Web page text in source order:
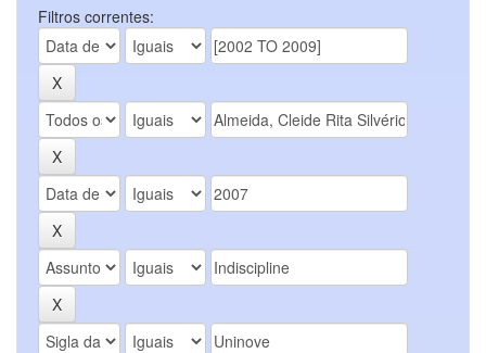
Filtros correntes: